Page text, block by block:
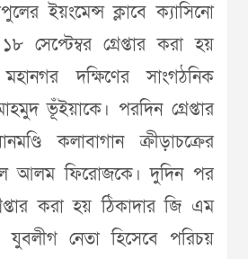
ইয়ংমেন্স ক্লাবে ক্যাসিনো
সেপ্টেম্বর গ্রেপ্তার করা হয়
দক্ষিণের সাংগঠনিক
ভূঁইয়াকে। পরদিন গ্রেপ্তার
কলাবাগান ক্রীড়াচক্রের
আলম ফিরোজকে। দুদিন পর
করা হয় ঠিকাদার জি এম
যুবলীগ নেতা হিসেবে পরিচয়